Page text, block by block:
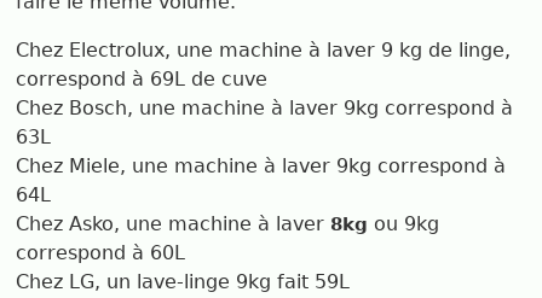
Chez Electrolux, une machine à laver 9 kg de linge,
correspond à 69L de cuve
Chez Bosch, une machine à laver 9kg correspond à
63L
Chez Miele, une machine à laver 9kg correspond à
64L
Chez Asko, une machine à laver 8kg ou 9kg
correspond à 60L
Chez LG, un lave-linge 9kg fait 59L